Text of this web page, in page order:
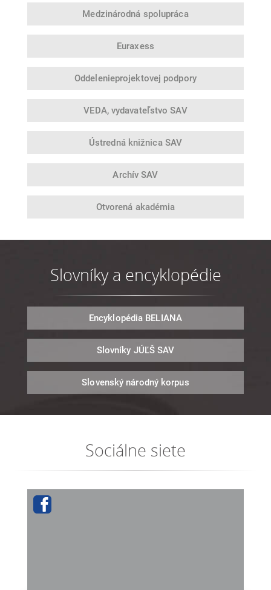
Medzinárodná spolupráca
Euraxess
Oddelenieprojektovej podpory
VEDA, vydavateľstvo SAV
Ústredná knižnica SAV
Archív SAV
Otvorená akadémia
Slovníky a encyklopédie
Encyklopédia BELIANA
Slovníky JÚĽŠ SAV
Slovenský národný korpus
Sociálne siete